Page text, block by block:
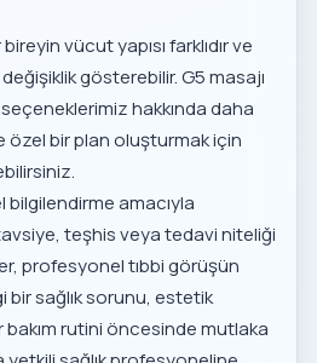
vücut yapısı farklıdır ve
gösterebilir. G5 masajı
hakkında daha
özel bir plan oluşturmak için
bilgilendirme amacıyla
tavsiye, teşhis veya tedavi niteliği
profesyonel tıbbi görüşün
bir sağlık sorunu, estetik
rutini öncesinde mutlaka